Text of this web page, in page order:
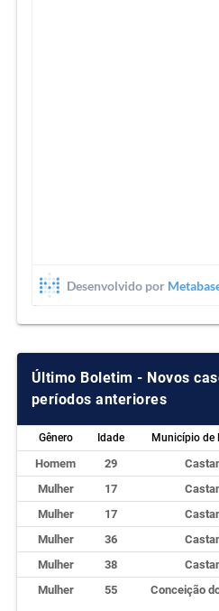
Último Boletim - Novos
períodos anteriores
Gênero Idade Município de
Homem 29
Mulher
17
Mulher
17
Mulher
36
Mulher
38
Mulher
55 Conceição